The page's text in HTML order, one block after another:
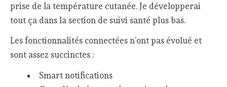
prise de la température cutanée. Je développerai
tout ça dans la section de suivi santé plus bas.
Les fonctionnalités connectées n’ont pas évolué et
sont assez succinctes :
Smart notifications